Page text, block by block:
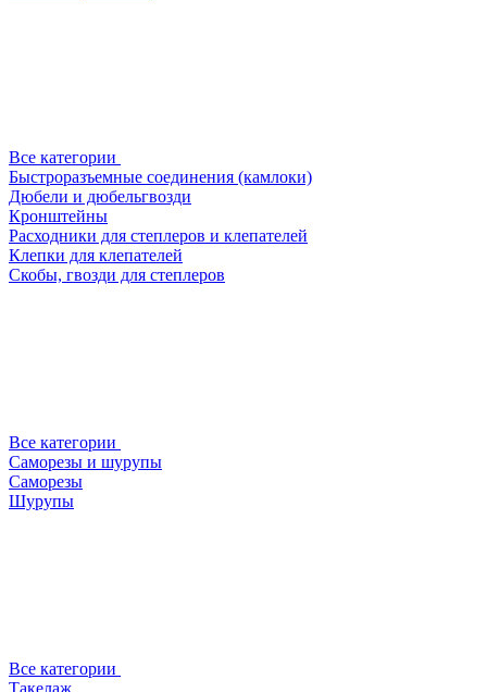
Все категории
Быстроразъемные соединения (камлоки)
Дюбели и дюбельгвозди
Кронштейны
Расходники для степлеров и клепателей
Клепки для клепателей
Скобы, гвозди для степлеров
Все категории
Саморезы и шурупы
Саморезы
Шурупы
Все категории
Такелаж